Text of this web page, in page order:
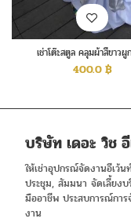
เช่าโต๊ะสตูล คลุมผ้าสีขาวผู
400.0฿
บริษัท เดอะ วิช
ให้เช่าอุปกรณ์จัดงานอีเว้
ประชุม, สัมมนา จัดเลี้ยง
มืออาชีพ ประสบการณ์กา
งาน